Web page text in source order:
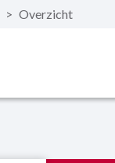
> Overzicht